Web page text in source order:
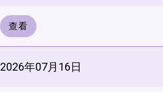
查看
2026年07月16日